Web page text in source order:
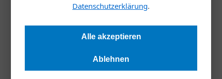
Datenschutzerklärung.
Alle akzeptieren
Ablehnen
10.10.2022, 13:17 Uhr
dass sich der Arbeitskräftemangel noch weiter verschärfen
wird. Worin die Ursachen liegen, unter welchen